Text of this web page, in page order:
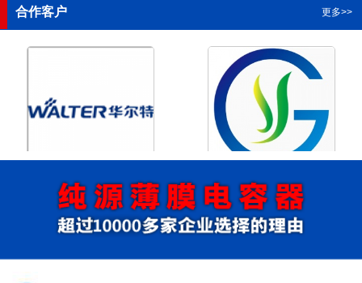
合作客户 更多>>
浙江华尔特机电股份有限公
司
浙江格瑶科技股份有限公司